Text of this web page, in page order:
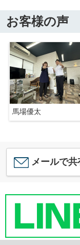
お客様の声
馬場優太
メールで共